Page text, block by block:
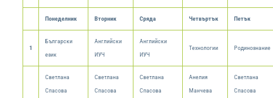
Понеделник Вторник Сряда Четвъртък Петък
1
Български
език
Английски
ИУЧ
Английски
ИУЧ
Технологии Родинознание
Светлана
Спасова
Светлана
Спасова
Светлана
Спасова
Анелия
Манчева
Светлана
Спасова